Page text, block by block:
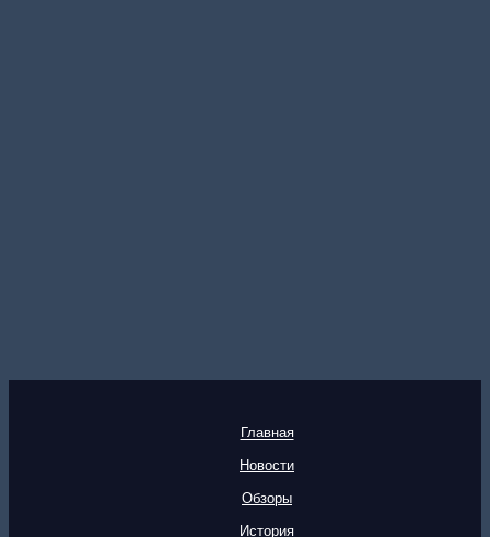
Главная
Новости
Обзоры
История